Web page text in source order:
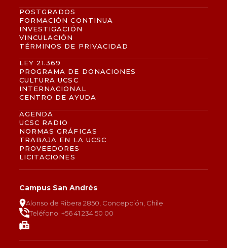
POSTGRADOS
FORMACIÓN CONTINUA
INVESTIGACIÓN
VINCULACIÓN
TÉRMINOS DE PRIVACIDAD
LEY 21.369
PROGRAMA DE DONACIONES
CULTURA UCSC
INTERNACIONAL
CENTRO DE AYUDA
AGENDA
UCSC RADIO
NORMAS GRÁFICAS
TRABAJA EN LA UCSC
PROVEEDORES
LICITACIONES
Campus San Andrés
Alonso de Ribera 2850, Concepción, Chile
Teléfono: +56 41 234 50 00